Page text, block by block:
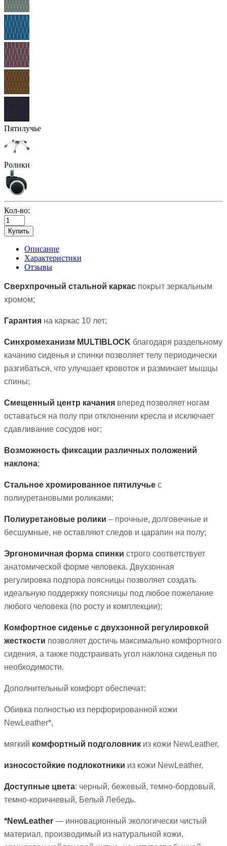
Пятилучье
Ролики
Кол-во:
Купить
Описание
Характеристики
Отзывы
Сверхпрочный стальной каркас покрыт зеркальным
хромом;
Гарантия на каркас 10 лет;
Синхромеханизм MULTIBLOCK благодаря раздельному
качанию сиденья и спинки позволяет телу периодически
разгибаться, что улучшает кровоток и разминает мышцы
спины;
Смещенный центр качания вперед позволяет ногам
оставаться на полу при отклонении кресла и исключает
сдавливание сосудов ног;
Возможность фиксации различных положений
наклона;
Стальное хромированное пятилучье с
полиуретановыми роликами;
Полиуретановые ролики – прочные, долговечные и
бесшумные, не оставляют следов и царапин на полу;
Эргономичная форма спинки строго соответствует
анатомической форме человека. Двухзонная
регулировка подпора поясницы позволяет создать
идеальную поддержку поясницы под любое пожелание
любого человека (по росту и комплекции);
Комфортное сиденье с двухзонной регулировкой
жесткости позволяет достичь максимально комфортного
сидения, а также подстраивать угол наклона сиденья по
необходимости.
Дополнительный комфорт обеспечат:
Обивка полностью из перфорированной кожи
NewLeather*,
мягкий комфортный подголовник из кожи NewLeather,
износостойкие подлокотники из кожи NewLeather,
Доступные цвета: черный, бежевый, темно-бордовый,
темно-коричневый, Белый Лебедь.
*NewLeather — инновационный экологически чистый
материал, производимый из натуральной кожи,